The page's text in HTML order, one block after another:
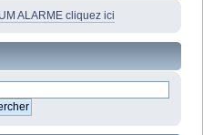
ALARME cliquez ici